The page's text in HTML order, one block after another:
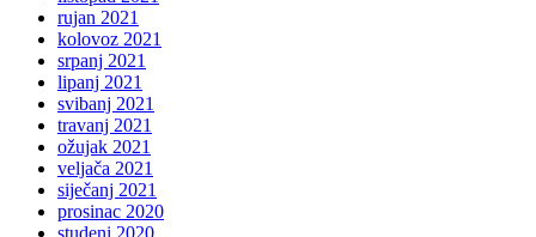
rujan 2021
kolovoz 2021
srpanj 2021
lipanj 2021
svibanj 2021
travanj 2021
ožujak 2021
veljača 2021
siječanj 2021
prosinac 2020